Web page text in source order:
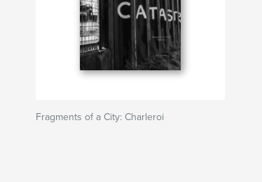
Fragments of a City: Charleroi